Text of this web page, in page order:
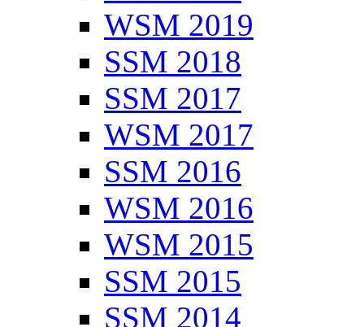
WSM 2019
SSM 2018
SSM 2017
WSM 2017
SSM 2016
WSM 2016
WSM 2015
SSM 2015
SSM 2014